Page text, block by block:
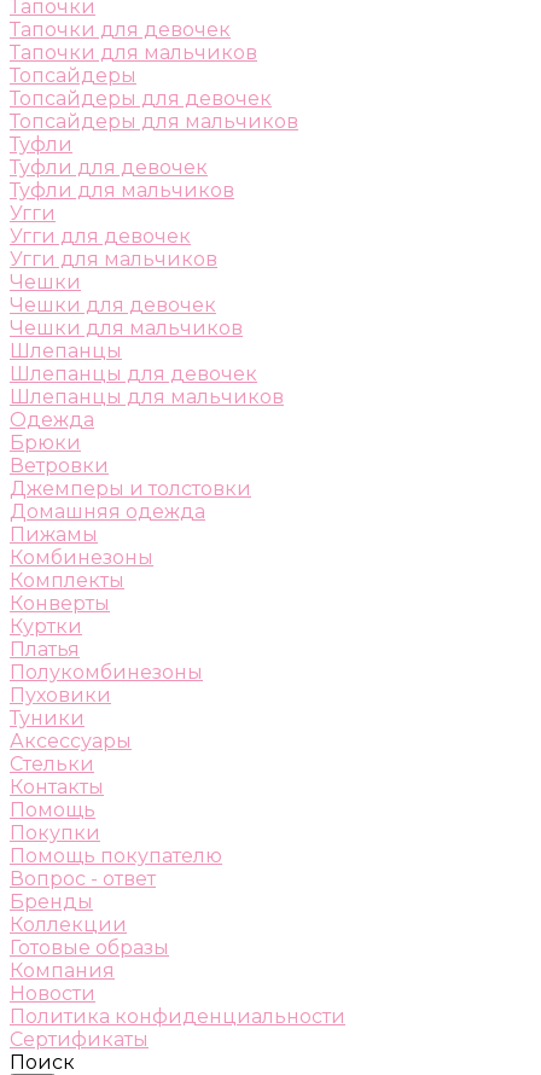
Тапочки
Тапочки для девочек
Тапочки для мальчиков
Топсайдеры
Топсайдеры для девочек
Топсайдеры для мальчиков
Туфли
Туфли для девочек
Туфли для мальчиков
Угги
Угги для девочек
Угги для мальчиков
Чешки
Чешки для девочек
Чешки для мальчиков
Шлепанцы
Шлепанцы для девочек
Шлепанцы для мальчиков
Одежда
Брюки
Ветровки
Джемперы и толстовки
Домашняя одежда
Пижамы
Комбинезоны
Комплекты
Конверты
Куртки
Платья
Полукомбинезоны
Пуховики
Туники
Аксессуары
Стельки
Контакты
Помощь
Покупки
Помощь покупателю
Вопрос - ответ
Бренды
Коллекции
Готовые образы
Компания
Новости
Политика конфиденциальности
Сертификаты
Поиск